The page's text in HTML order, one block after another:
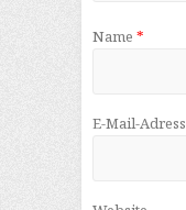
Name *
E-Mail-